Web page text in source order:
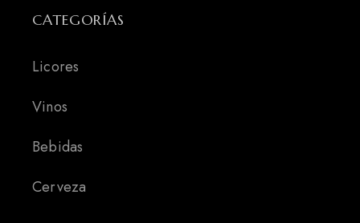
CATEGORÍAS
Licores
Vinos
Bebidas
Cerveza